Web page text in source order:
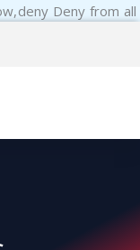
Deny from all